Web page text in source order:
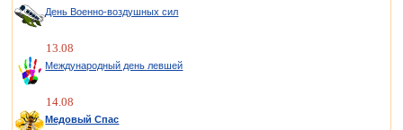
День Военно-воздушных сил
13.08
Международный день левшей
14.08
Медовый Спас